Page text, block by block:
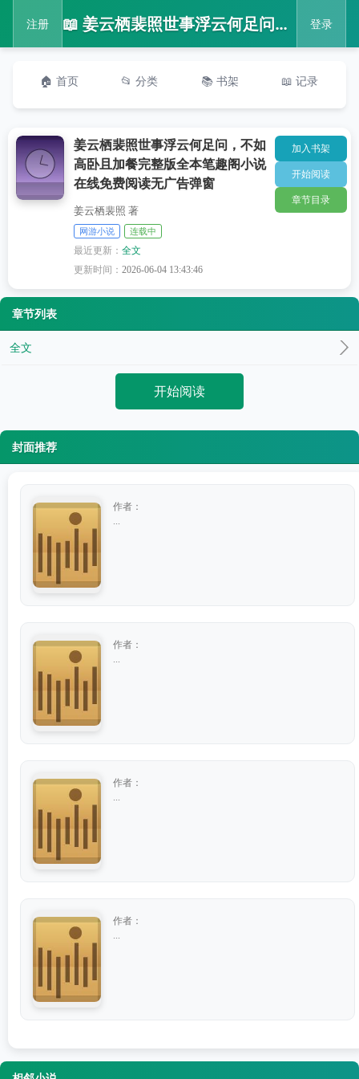
注册 📖 姜云栖裴照世事浮云何足问，不如高卧且加餐完整版全本笔趣阁小说在线免费阅读无广告弹窗 登录
🏠 首页 📂 分类 📚 书架 📖 记录
姜云栖裴照世事浮云何足问，不如
高卧且加餐完整版全本笔趣阁小说
在线免费阅读无广告弹窗
姜云栖裴照 著
网游小说 连载中
最近更新：全文
更新时间：2026-06-04 13:43:46
加入书架
开始阅读
章节目录
章节列表
全文
开始阅读
封面推荐
作者：
作者：
作者：
作者：